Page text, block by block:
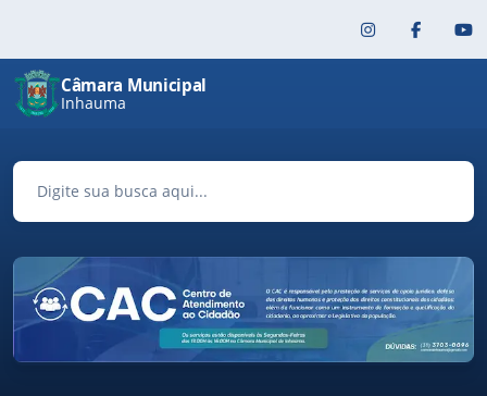
Câmara Municipal
Inhauma